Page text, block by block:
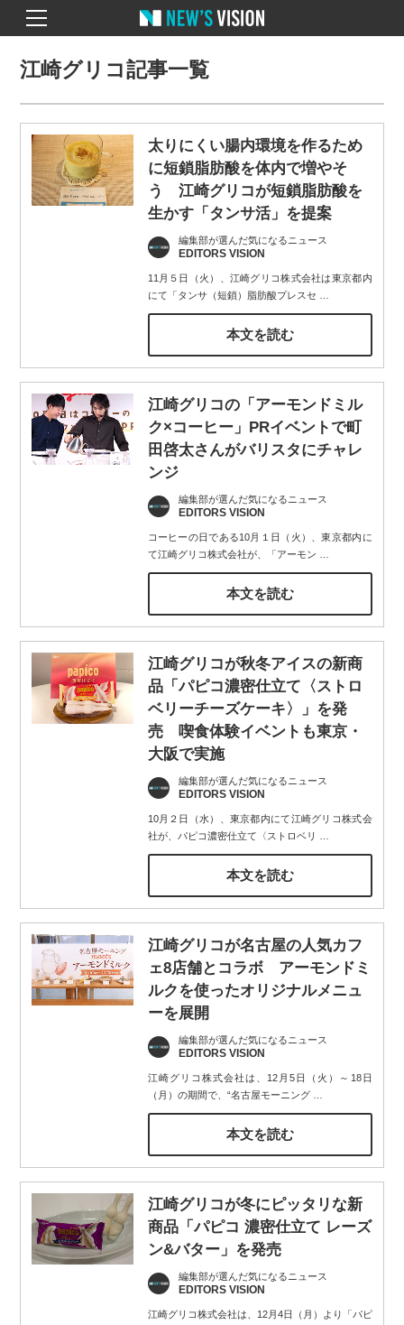
江崎グリコ記事一覧
太りにくい腸内環境を作るため
に短鎖脂肪酸を体内で増やそ
う 江崎グリコが短鎖脂肪酸を
生かす「タンサ活」を提案
編集部が選んだ気になるニュース
EDITORS VISION
11月５日（火）、江崎グリコ株式会社は東京都内
にて「タンサ（短鎖）脂肪酸プレスセ
本文を読む
江崎グリコの「アーモンドミル
ク×コーヒー」PRイベントで町
田啓太さんがバリスタにチャレ
ンジ
編集部が選んだ気になるニュース
EDITORS VISION
コーヒーの日である10月１日（火）、東京都内に
て江崎グリコ株式会社が、「アーモン
本文を読む
江崎グリコが秋冬アイスの新商
品「パピコ濃密仕立て〈ストロ
ベリーチーズケーキ〉」を発
売 喫食体験イベントも東京・
大阪で実施
編集部が選んだ気になるニュース
EDITORS VISION
10月２日（水）、東京都内にて江崎グリコ株式会
社が、パピコ濃密仕立て〈ストロベリ
本文を読む
江崎グリコが名古屋の人気カフ
ェ8店舗とコラボ アーモンドミ
ルクを使ったオリジナルメニュ
ーを展開
編集部が選んだ気になるニュース
EDITORS VISION
江崎グリコ株式会社は、12月5日（火）～18日
（月）の期間で、“名古屋モーニング…
本文を読む
江崎グリコが冬にピッタリな新
商品「パピコ 濃密仕立て レーズ
ン&バター」を発売
編集部が選んだ気になるニュース
EDITORS VISION
江崎グリコ株式会社は、12月4日（月）より「パピ